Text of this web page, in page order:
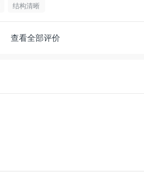
结构清晰
查看全部评价